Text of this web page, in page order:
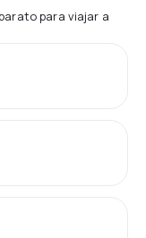
para viajar a